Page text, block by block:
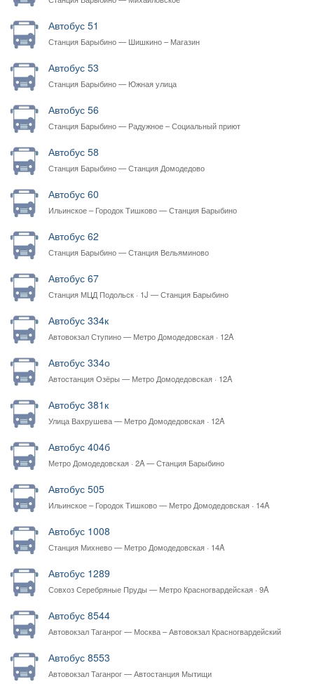
Автобус 51
Станция Барыбино — Шишкино – Магазин
Автобус 53
Станция Барыбино — Южная улица
Автобус 56
Станция Барыбино — Радужное – Социальный приют
Автобус 58
Станция Барыбино — Станция Домодедово
Автобус 60
Ильинское – Городок Тишково — Станция Барыбино
Автобус 62
Станция Барыбино — Станция Вельяминово
Автобус 67
Станция МЦД Подольск · 1J — Станция Барыбино
Автобус 334к
Автовокзал Ступино — Метро Домодедовская · 12A
Автобус 334о
Автостанция Озёры — Метро Домодедовская · 12A
Автобус 381к
Улица Вахрушева — Метро Домодедовская · 12A
Автобус 404б
Метро Домодедовская · 2A — Станция Барыбино
Автобус 505
Ильинское – Городок Тишково — Метро Домодедовская · 14A
Автобус 1008
Станция Михнево — Метро Домодедовская · 14A
Автобус 1289
Совхоз Серебряные Пруды — Метро Красногвардейская · 9A
Автобус 8544
Автовокзал Таганрог — Москва – Автовокзал Красногвардейский
Автобус 8553
Автовокзал Таганрог — Автостанция Мытищи